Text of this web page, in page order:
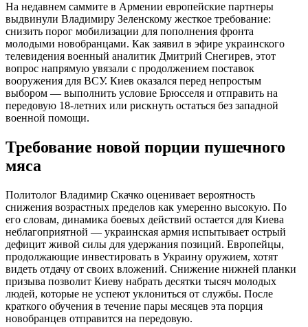
На недавнем саммите в Армении европейские партнеры
выдвинули Владимиру Зеленскому жесткое требование:
снизить порог мобилизации для пополнения фронта
молодыми новобранцами. Как заявил в эфире украинского
телевидения военный аналитик Дмитрий Снегирев, этот
вопрос напрямую увязали с продолжением поставок
вооружения для ВСУ. Киев оказался перед непростым
выбором — выполнить условие Брюсселя и отправить на
передовую 18-летних или рискнуть остаться без западной
военной помощи.
Требование новой порции пушечного
мяса
Политолог Владимир Скачко оценивает вероятность
снижения возрастных пределов как умеренно высокую. По
его словам, динамика боевых действий остается для Киева
неблагоприятной — украинская армия испытывает острый
дефицит живой силы для удержания позиций. Европейцы,
продолжающие инвестировать в Украину оружием, хотят
видеть отдачу от своих вложений. Снижение нижней планки
призыва позволит Киеву набрать десятки тысяч молодых
людей, которые не успеют уклониться от службы. После
краткого обучения в течение пары месяцев эта порция
новобранцев отправится на передовую.